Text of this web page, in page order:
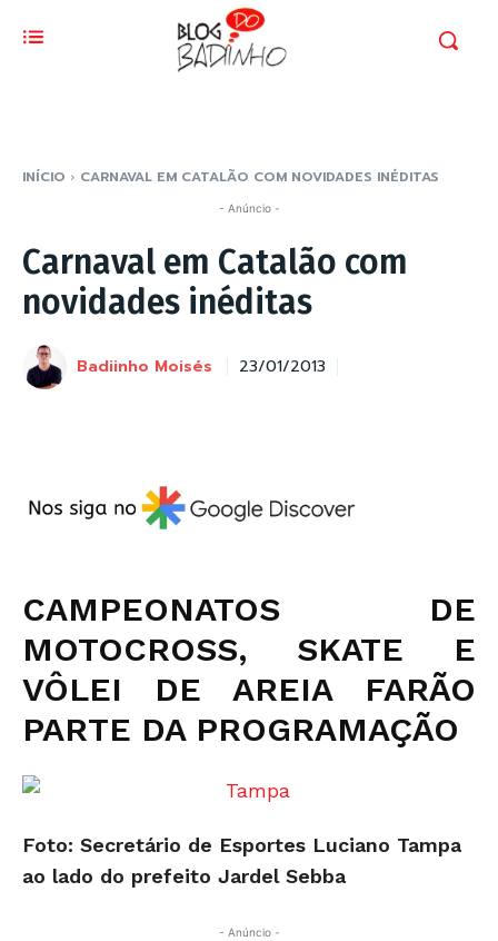
INÍCIO CARNAVAL EM CATALÃO COM NOVIDADES INÉDITAS
- Anúncio -
Carnaval em Catalão com
novidades inéditas
Badiinho Moisés 23/01/2013
CAMPEONATOS DE
MOTOCROSS, SKATE E
VÔLEI DE AREIA FARÃO
PARTE DA PROGRAMAÇÃO
Foto: Secretário de Esportes Luciano Tampa
ao lado do prefeito Jardel Sebba
- Anúncio -